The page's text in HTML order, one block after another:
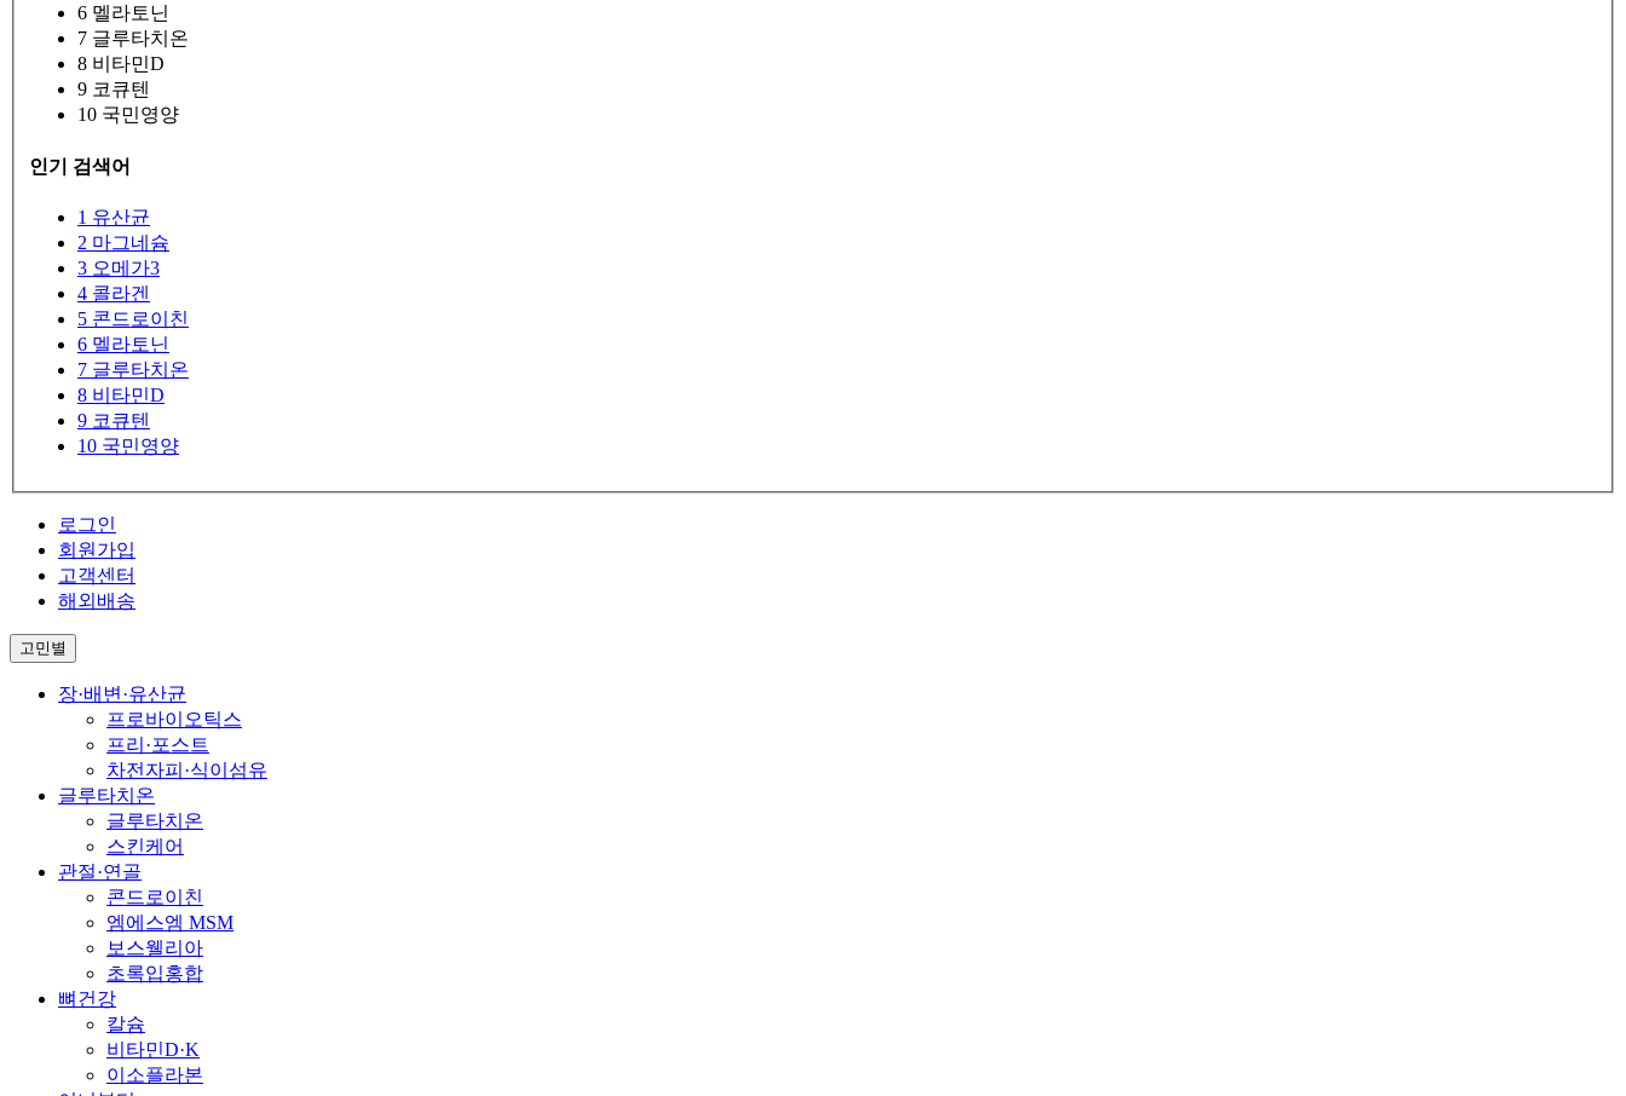
6 멜라토닌
7 글루타치온
8 비타민D
9 코큐텐
10 국민영양
인기 검색어
1 유산균
2 마그네슘
3 오메가3
4 콜라겐
5 콘드로이친
6 멜라토닌
7 글루타치온
8 비타민D
9 코큐텐
10 국민영양
로그인
회원가입
고객센터
해외배송
고민별
장·배변·유산균
프로바이오틱스
프리·포스트
차전자피·식이섬유
글루타치온
글루타치온
스킨케어
관절·연골
콘드로이친
엠에스엠 MSM
보스웰리아
초록입홍합
뼈건강
칼슘
비타민D·K
이소플라본